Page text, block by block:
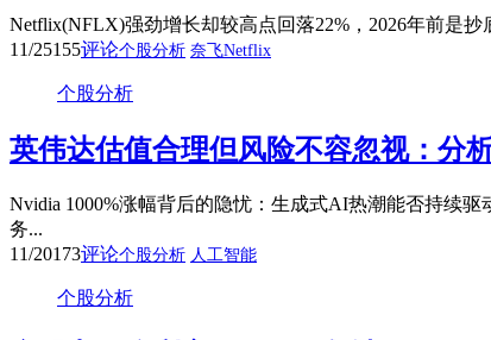
Netflix(NFLX)强劲增长却较高点回落22%，2026年前是
11/25155评论个股分析 奈飞Netflix
个股分析
英伟达估值合理但风险不容忽视：分
Nvidia 1000%涨幅背后的隐忧：生成式AI热潮能否持续
务...
11/20173评论个股分析 人工智能
个股分析